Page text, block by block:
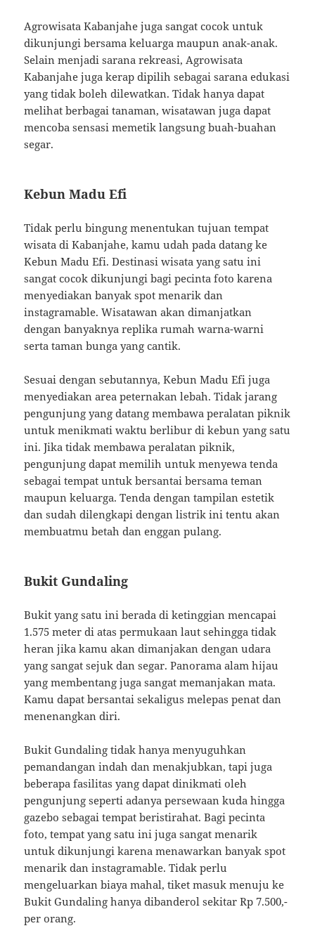
Agrowisata Kabanjahe juga sangat cocok untuk
dikunjungi bersama keluarga maupun anak-anak.
Selain menjadi sarana rekreasi, Agrowisata
Kabanjahe juga kerap dipilih sebagai sarana edukasi
yang tidak boleh dilewatkan. Tidak hanya dapat
melihat berbagai tanaman, wisatawan juga dapat
mencoba sensasi memetik langsung buah-buahan
segar.
Kebun Madu Efi
Tidak perlu bingung menentukan tujuan tempat
wisata di Kabanjahe, kamu udah pada datang ke
Kebun Madu Efi. Destinasi wisata yang satu ini
sangat cocok dikunjungi bagi pecinta foto karena
menyediakan banyak spot menarik dan
instagramable. Wisatawan akan dimanjatkan
dengan banyaknya replika rumah warna-warni
serta taman bunga yang cantik.
Sesuai dengan sebutannya, Kebun Madu Efi juga
menyediakan area peternakan lebah. Tidak jarang
pengunjung yang datang membawa peralatan piknik
untuk menikmati waktu berlibur di kebun yang satu
ini. Jika tidak membawa peralatan piknik,
pengunjung dapat memilih untuk menyewa tenda
sebagai tempat untuk bersantai bersama teman
maupun keluarga. Tenda dengan tampilan estetik
dan sudah dilengkapi dengan listrik ini tentu akan
membuatmu betah dan enggan pulang.
Bukit Gundaling
Bukit yang satu ini berada di ketinggian mencapai
1.575 meter di atas permukaan laut sehingga tidak
heran jika kamu akan dimanjakan dengan udara
yang sangat sejuk dan segar. Panorama alam hijau
yang membentang juga sangat memanjakan mata.
Kamu dapat bersantai sekaligus melepas penat dan
menenangkan diri.
Bukit Gundaling tidak hanya menyuguhkan
pemandangan indah dan menakjubkan, tapi juga
beberapa fasilitas yang dapat dinikmati oleh
pengunjung seperti adanya persewaan kuda hingga
gazebo sebagai tempat beristirahat. Bagi pecinta
foto, tempat yang satu ini juga sangat menarik
untuk dikunjungi karena menawarkan banyak spot
menarik dan instagramable. Tidak perlu
mengeluarkan biaya mahal, tiket masuk menuju ke
Bukit Gundaling hanya dibanderol sekitar Rp 7.500,-
per orang.